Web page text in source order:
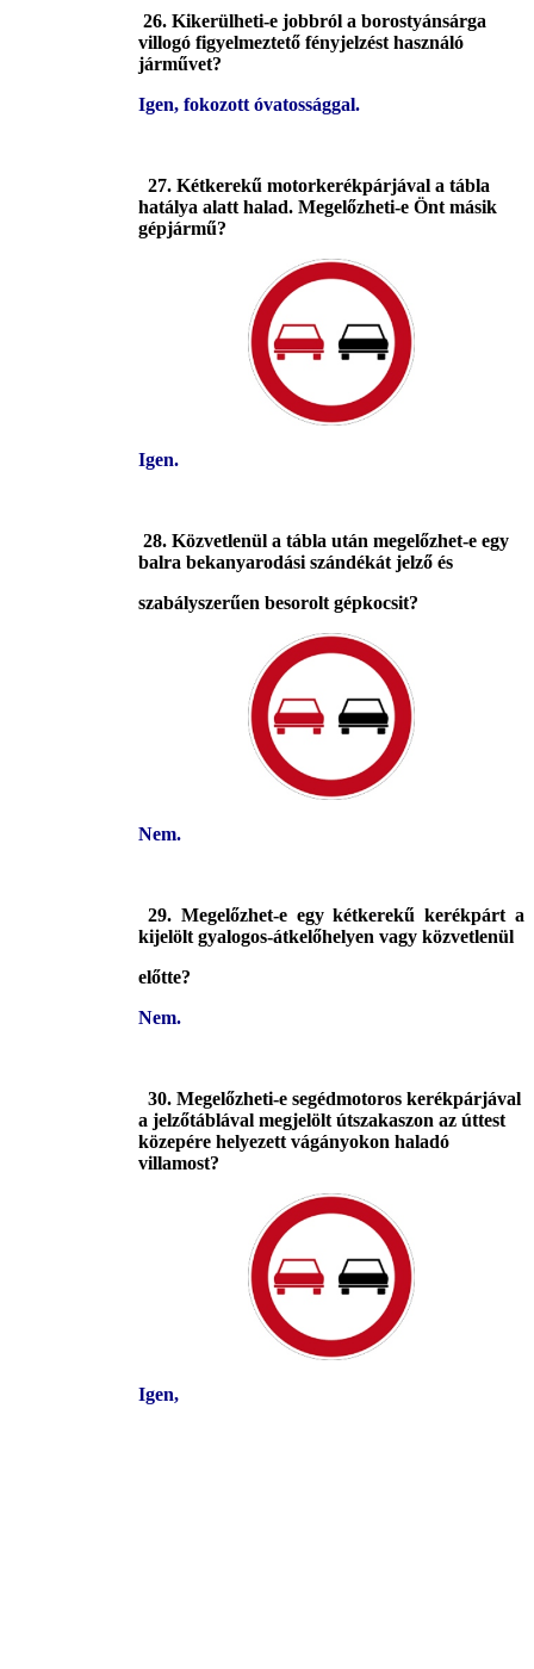
26. Kikerülheti-e jobbról a borostyánsárga
villogó figyelmeztető fényjelzést használó
járművet?
Igen, fokozott óvatossággal.
27. Kétkerekű motorkerékpárjával a tábla
hatálya alatt halad. Megelőzheti-e Önt másik
gépjármű?
Igen.
28. Közvetlenül a tábla után megelőzhet-e egy
balra bekanyarodási szándékát jelző és
szabályszerűen besorolt gépkocsit?
Nem.
29. Megelőzhet-e egy kétkerekű kerékpárt a
kijelölt gyalogos-átkelőhelyen vagy közvetlenül
előtte?
Nem.
30. Megelőzheti-e segédmotoros kerékpárjával
a jelzőtáblával megjelölt útszakaszon az úttest
közepére helyezett vágányokon haladó
villamost?
Igen,